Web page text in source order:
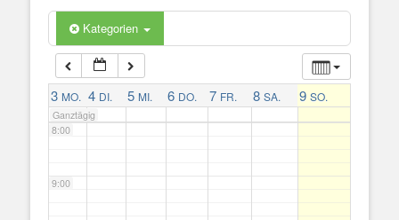
Kategorien
3 MO. 4 DI. 5 MI. 6 DO. 7 FR. 8 SA. 9 SO.
Ganztägig
6:00
7:00
8:00
9:00